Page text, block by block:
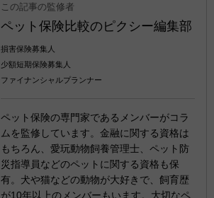
この記事の監修者
ペット保険比較のピクシー編集部
損害保険募集人
少額短期保険募集人
ファイナンシャルプランナー
ペット保険の専門家であるメンバーがコラ
ムを監修しています。金融に関する資格は
もちろん、愛玩動物飼養管理士、ペット防
災指導員などのペットに関する資格も保
有。犬や猫などの動物が大好きで、飼育歴
が10年以上のメンバーもいます。大切なペ